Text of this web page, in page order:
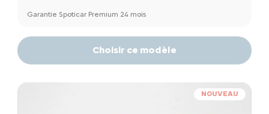
Garantie Spoticar Premium 24 mois
Choisir ce modèle
NOUVEAU